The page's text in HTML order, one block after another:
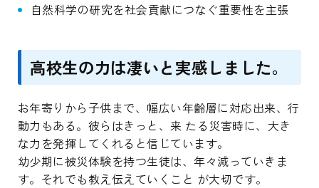
自然科学の研究を社会貢献につなぐ重要性を主張
高校生の力は凄いと実感しました。
お年寄りから子供まで、幅広い年齢層に対応出来、行
動力もある。彼らはきっと、来 たる災害時に、大き
な力を発揮してくれると信じています。
幼少期に被災体験を持つ生徒は、年々減っていきま
す。それでも教え伝えていくこと が大切です。